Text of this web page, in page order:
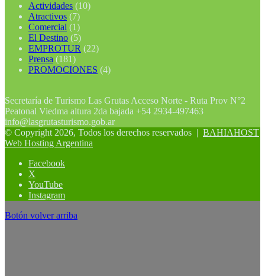
Actividades (10)
Atractivos (7)
Comercial (1)
El Destino (5)
EMPROTUR (22)
Prensa (181)
PROMOCIONES (4)
Secretaría de Turismo Las Grutas Acceso Norte - Ruta Prov N°2
Peatonal Viedma altura 2da bajada +54 2934-497463
info@lasgrutasturismo.gob.ar
© Copyright 2026, Todos los derechos reservados | BAHIAHOST
Web Hosting Argentina
Facebook
X
YouTube
Instagram
Botón volver arriba